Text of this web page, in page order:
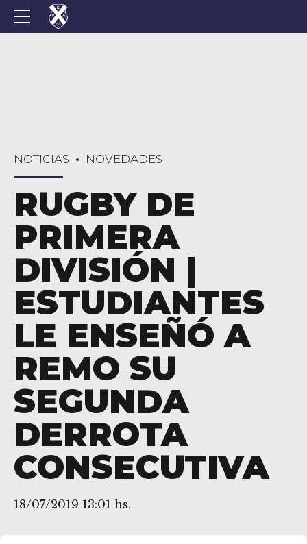
NOTICIAS NOVEDADES
RUGBY DE
PRIMERA
DIVISIÓN |
ESTUDIANTES
LE ENSEÑÓ A
REMO SU
SEGUNDA
DERROTA
CONSECUTIVA
18/07/2019 13:01 hs.